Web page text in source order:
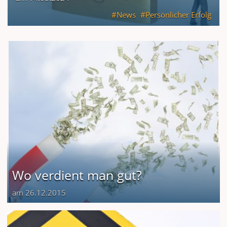
News
Persönlicher Erfolg
Wo verdient man gut?
am 26.12.2015